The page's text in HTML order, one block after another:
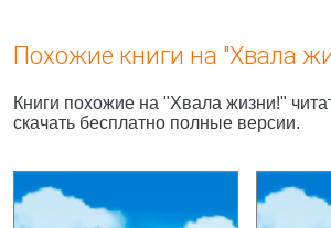
Похожие книги на "Хвала
Книги похожие на "Хвала жизни!"
скачать бесплатно полные версии.